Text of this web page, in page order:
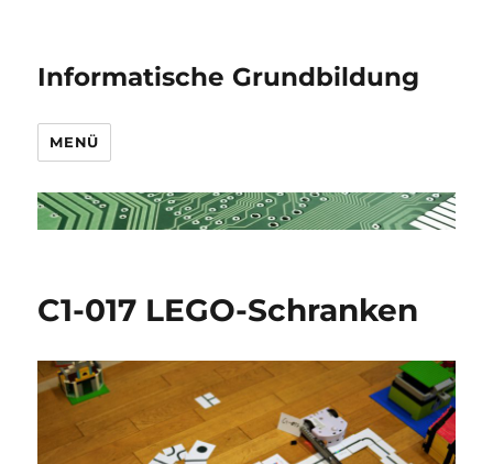
Informatische Grundbildung
MENÜ
C1-017 LEGO-Schranken